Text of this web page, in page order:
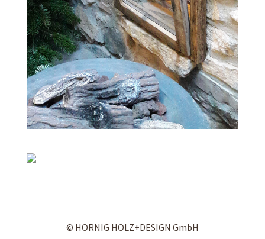
© HORNIG HOLZ+DESIGN GmbH